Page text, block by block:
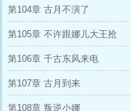
第104章 古月不演了
第105章 不许跟娜儿大王抢
第106章 千古东风来电
第107章 古月到来
第108章 叛逆小娜